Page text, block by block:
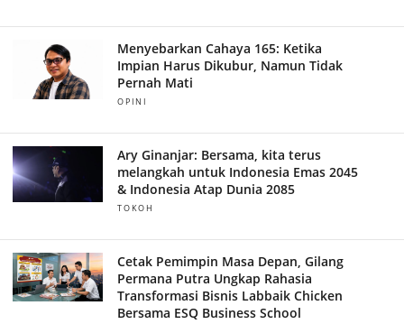
Menyebarkan Cahaya 165: Ketika
Impian Harus Dikubur, Namun Tidak
Pernah Mati
OPINI
Ary Ginanjar: Bersama, kita terus
melangkah untuk Indonesia Emas 2045
& Indonesia Atap Dunia 2085
TOKOH
Cetak Pemimpin Masa Depan, Gilang
Permana Putra Ungkap Rahasia
Transformasi Bisnis Labbaik Chicken
Bersama ESQ Business School